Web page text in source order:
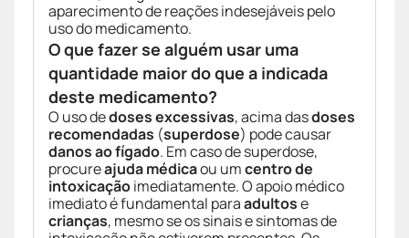
aparecimento de reações indesejáveis pelo
uso do medicamento.
O que fazer se alguém usar uma
quantidade maior do que a indicada
deste medicamento?
O uso dedoses excessivas, acima dasdoses
recomendadas (superdose) pode causar
danos ao fígado. Em caso de superdose,
procureajuda médicaou umcentro de
intoxicaçãoimediatamente. O apoio médico
imediato é fundamental paraadultose
crianças, mesmo se os sinais e sintomas de